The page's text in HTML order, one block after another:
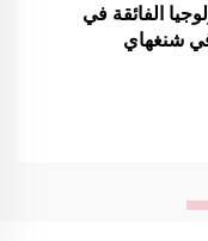
الفائقة في